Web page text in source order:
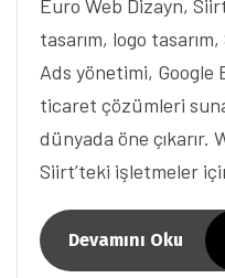
Euro Web Dizayn,
tasarım, logo
Ads yönetimi, Google
ticaret çözümleri
dünyada öne çıkarır.
Siirt’teki işletmeler
Devamını Oku